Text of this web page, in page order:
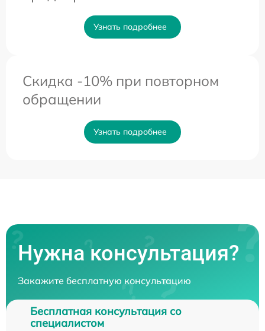
Узнать подробнее
Скидка -10% при повторном
обращении
Узнать подробнее
Нужна консультация?
Закажите бесплатную консультацию
Бесплатная консультация со
специалистом